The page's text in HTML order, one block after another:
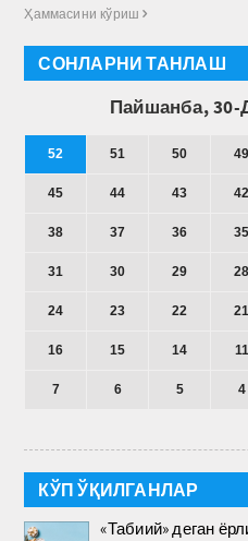
Ҳаммасини кўриш 
СОНЛАРНИ ТАНЛАШ
Пайшанба, 30-
52 51 50 49
45 44 43 42
38 37 36 35
31 30 29 28
24 23 22 21
16 15 14 11
7 6 5 4
КЎП ЎҚИЛГАНЛАР
«Табиий» деган